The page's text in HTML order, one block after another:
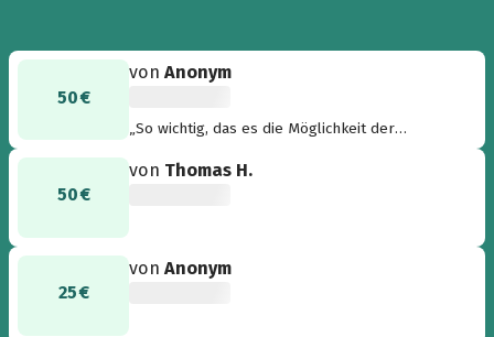
50 €
vonAnonym
„So wichtig, das es die Möglichkeit der
Aktion!“
50 €
von Thomas H.
25 €
vonAnonym